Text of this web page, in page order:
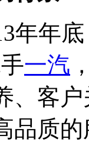
年底
一汽
、客户
品质